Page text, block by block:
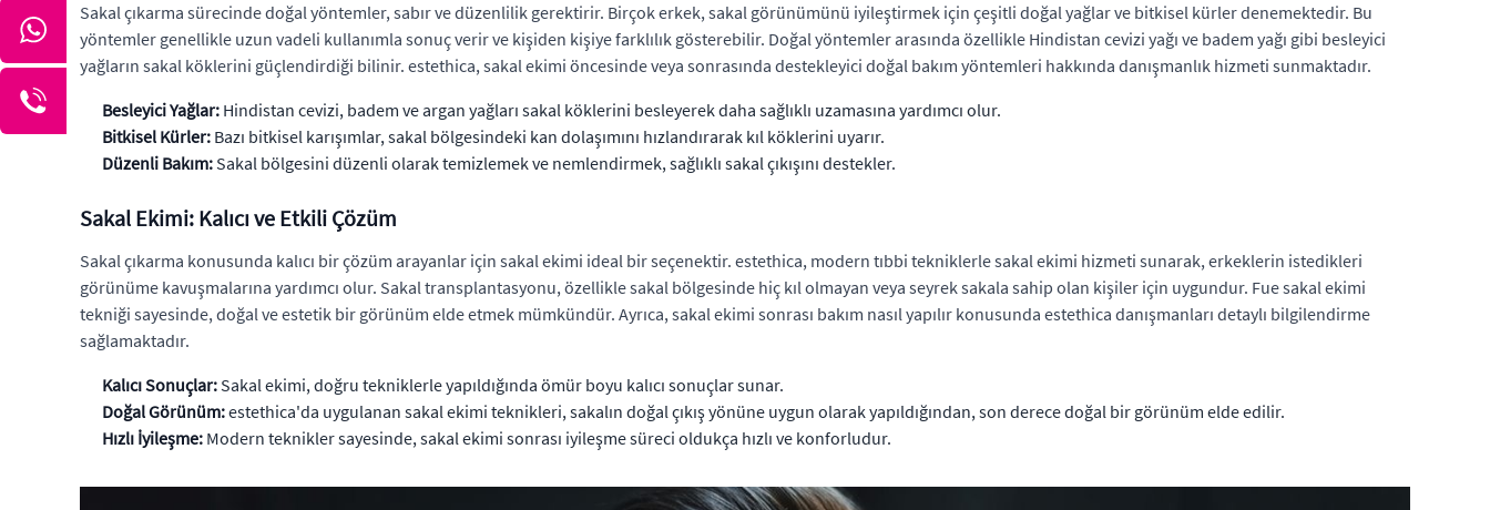
Sakal çıkarma sürecinde doğal yöntemler, sabır ve düzenlilik gerektirir. Birçok erkek, sakal görünümünü iyileştirmek için çeşitli doğal yağlar ve bitkisel kürler denemektedir. Bu
yöntemler genellikle uzun vadeli kullanımla sonuç verir ve kişiden kişiye farklılık gösterebilir. Doğal yöntemler arasında özellikle Hindistan cevizi yağı ve badem yağı gibi besleyici
yağların sakal köklerini güçlendirdiği bilinir. estethica, sakal ekimi öncesinde veya sonrasında destekleyici doğal bakım yöntemleri hakkında danışmanlık hizmeti sunmaktadır.
Besleyici Yağlar: Hindistan cevizi, badem ve argan yağları sakal köklerini besleyerek daha sağlıklı uzamasına yardımcı olur.
Bitkisel Kürler: Bazı bitkisel karışımlar, sakal bölgesindeki kan dolaşımını hızlandırarak kıl köklerini uyarır.
Düzenli Bakım: Sakal bölgesini düzenli olarak temizlemek ve nemlendirmek, sağlıklı sakal çıkışını destekler.
Sakal Ekimi: Kalıcı ve Etkili Çözüm
Sakal çıkarma konusunda kalıcı bir çözüm arayanlar için sakal ekimi ideal bir seçenektir. estethica, modern tıbbi tekniklerle sakal ekimi hizmeti sunarak, erkeklerin istedikleri
görünüme kavuşmalarına yardımcı olur. Sakal transplantasyonu, özellikle sakal bölgesinde hiç kıl olmayan veya seyrek sakala sahip olan kişiler için uygundur. Fue sakal ekimi
tekniği sayesinde, doğal ve estetik bir görünüm elde etmek mümkündür. Ayrıca, sakal ekimi sonrası bakım nasıl yapılır konusunda estethica danışmanları detaylı bilgilendirme
sağlamaktadır.
Kalıcı Sonuçlar: Sakal ekimi, doğru tekniklerle yapıldığında ömür boyu kalıcı sonuçlar sunar.
Doğal Görünüm:estethica'da uygulanan sakal ekimi teknikleri, sakalın doğal çıkış yönüne uygun olarak yapıldığından, son derece doğal bir görünüm elde edilir.
Hızlı İyileşme: Modern teknikler sayesinde, sakal ekimi sonrası iyileşme süreci oldukça hızlı ve konforludur.